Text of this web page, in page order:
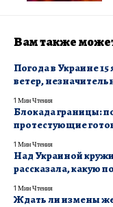
Вам также
Погода в Украине
ветер,
1 Мин Чтения
Блокада границы:
протестующие
1 Мин Чтения
​Над Украиной
рассказала, какую
1 Мин Чтения
Ждать ли измены